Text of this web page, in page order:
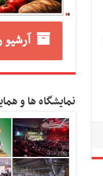
نمایشگاه ها و